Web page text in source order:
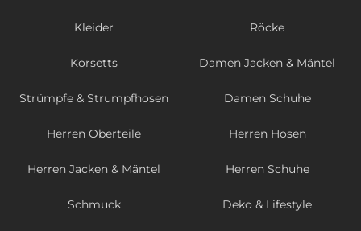
Kleider Röcke
Korsetts Damen Jacken & Mäntel
Strümpfe & Strumpfhosen Damen Schuhe
Herren Oberteile Herren Hosen
Herren Jacken & Mäntel Herren Schuhe
Schmuck Deko & Lifestyle